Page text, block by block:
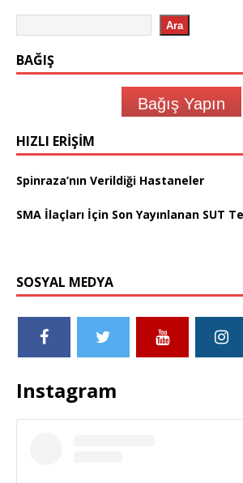
Ara
BAĞIŞ
Bağış Yapın
HIZLI ERIŞIM
Spinraza’nın Verildiği Hastaneler
SMA İlaçları İçin Son Yayınlanan SUT
SOSYAL MEDYA
Instagram